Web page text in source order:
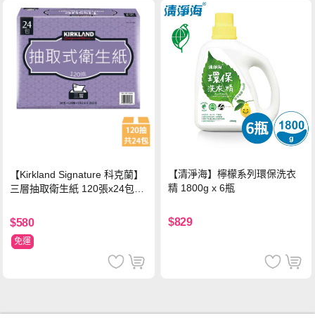
【Kirkland Signature 科克蘭】
三層抽取衛生紙 120張x24包x1
$580
免運
【清淨海】檸檬系列環保洗衣
精 1800g x 6瓶
$829